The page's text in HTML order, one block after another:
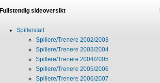
Fullstendig sideoversikt
Spillerstall
Spillere/Trenere 2002/2003
Spillere/Trenere 2003/2004
Spillere/Trenere 2004/2005
Spillere/Trenere 2005/2006
Spillere/Trenere 2006/2007